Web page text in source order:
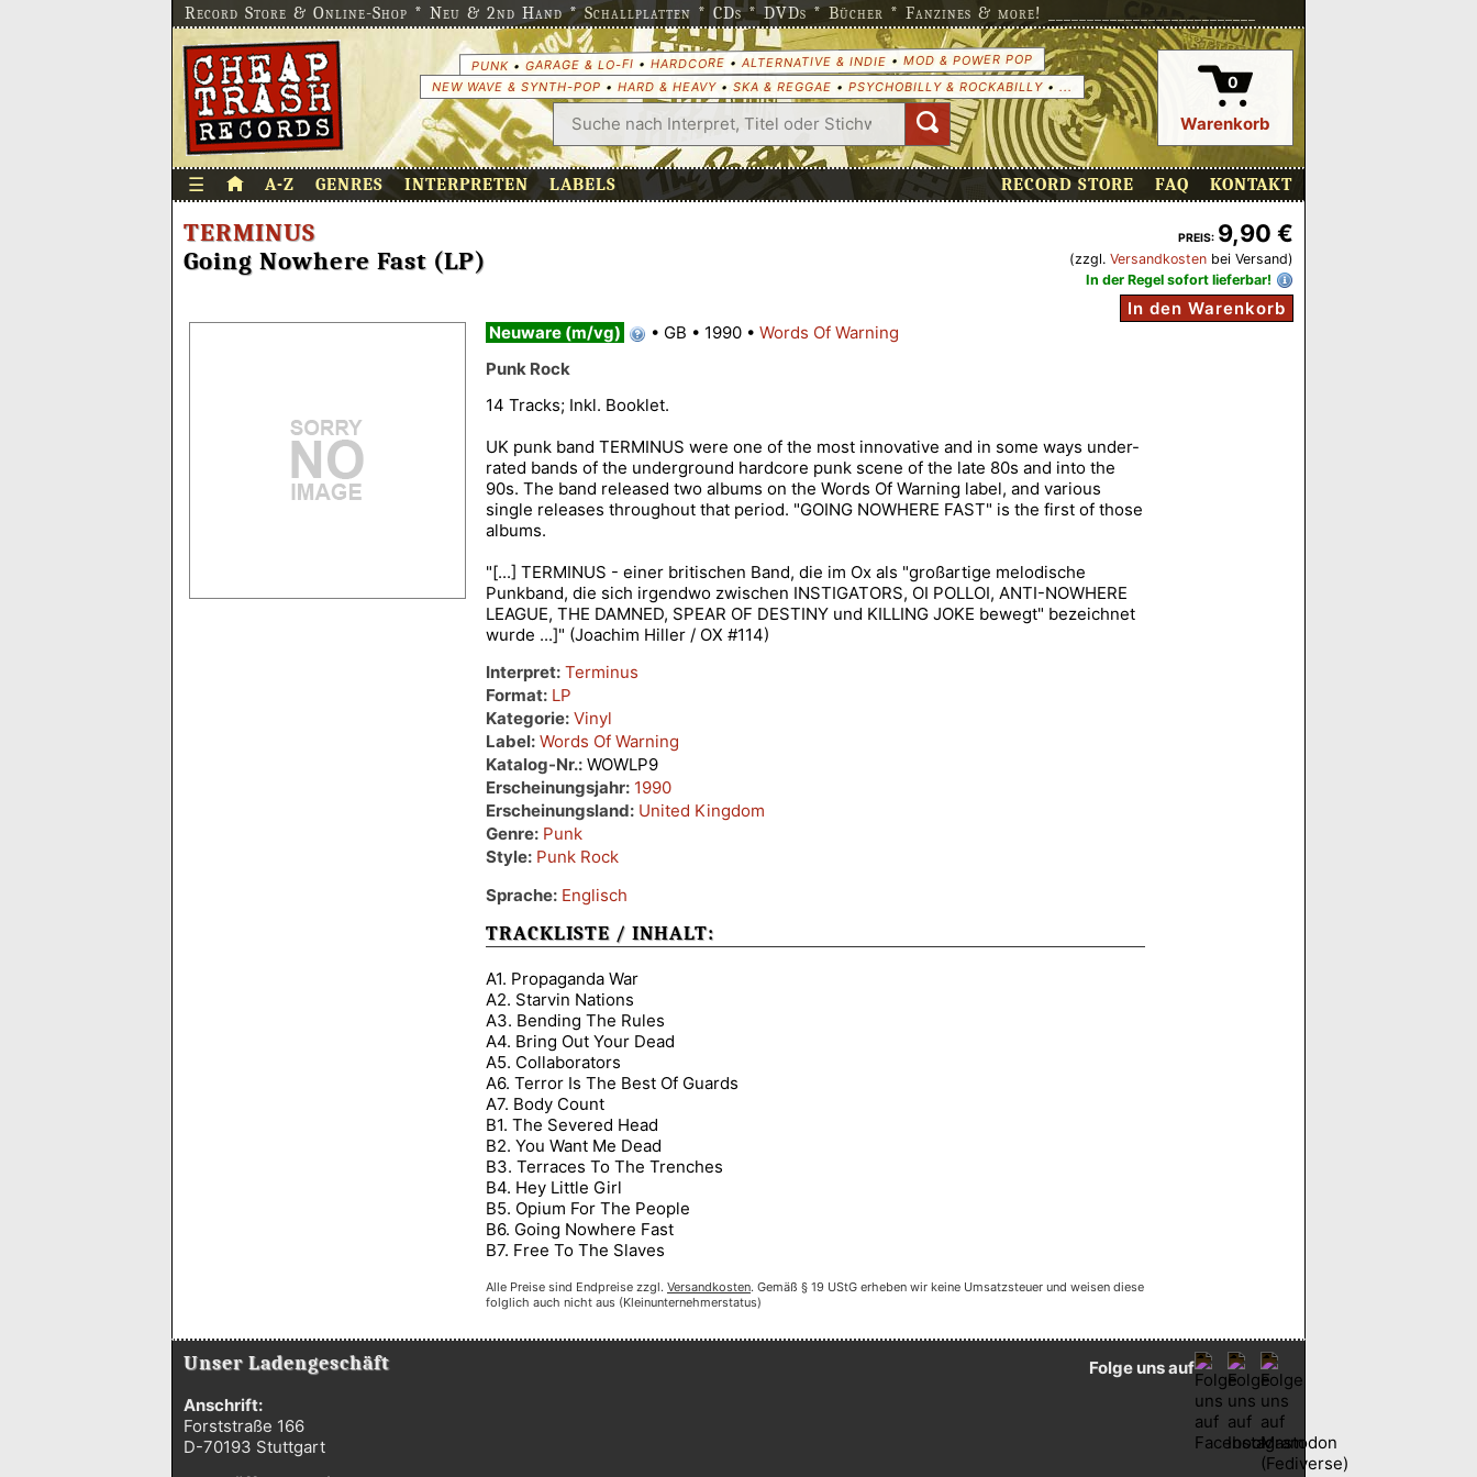
Record Store & Online-Shop * Neu & 2nd Hand * Schallplatten * CDs * DVDs * Bücher * Fanzines & more! ___________________________
PUNK• GARAGE & LO-FI • HARDCORE • ALTERNATIVE & INDIE • MOD & POWER POP
NEW WAVE & SYNTH-POP • HARD & HEAVY• SKA & REGGAE • PSYCHOBILLY & ROCKABILLY• ... 0
Warenkorb
☰ A-Z GENRES INTERPRETEN LABELS RECORD STORE FAQ KONTAKT
PREIS: 9,90 €
(zzgl. Versandkosten bei Versand)
In der Regel sofort lieferbar!
In den Warenkorb
TERMINUS
Going Nowhere Fast (LP)
Neuware (m/vg) • GB • 1990 • Words Of Warning
Punk Rock
14 Tracks; Inkl. Booklet.
UK punk band TERMINUS were one of the most innovative and in some ways under-
rated bands of the underground hardcore punk scene of the late 80s and into the
90s. The band released two albums on the Words Of Warning label, and various
single releases throughout that period. "GOING NOWHERE FAST" is the first of those
albums.
"[...] TERMINUS - einer britischen Band, die im Ox als "großartige melodische
Punkband, die sich irgendwo zwischen INSTIGATORS, OI POLLOI, ANTI-NOWHERE
LEAGUE, THE DAMNED, SPEAR OF DESTINY und KILLING JOKE bewegt" bezeichnet
wurde ...]" (Joachim Hiller / OX #114)
Interpret: Terminus
Format: LP
Kategorie: Vinyl
Label: Words Of Warning
Katalog-Nr.: WOWLP9
Erscheinungsjahr: 1990
Erscheinungsland: United Kingdom
Genre: Punk
Style: Punk Rock
Sprache: Englisch
TRACKLISTE / INHALT:
A1. Propaganda War
A2. Starvin Nations
A3. Bending The Rules
A4. Bring Out Your Dead
A5. Collaborators
A6. Terror Is The Best Of Guards
A7. Body Count
B1. The Severed Head
B2. You Want Me Dead
B3. Terraces To The Trenches
B4. Hey Little Girl
B5. Opium For The People
B6. Going Nowhere Fast
B7. Free To The Slaves
Alle Preise sind Endpreise zzgl. Versandkosten. Gemäß § 19 UStG erheben wir keine Umsatzsteuer und weisen diese
folglich auch nicht aus (Kleinunternehmerstatus)
Unser Ladengeschäft
Anschrift:
Forststraße 166
D-70193 Stuttgart
Folge uns auf